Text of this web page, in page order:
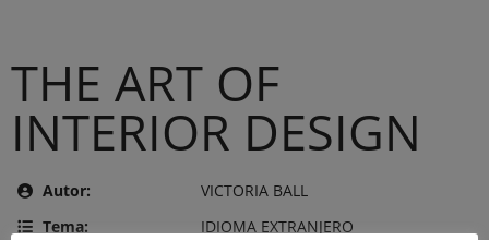
THE ART OF
INTERIOR DESIGN
Autor:
VICTORIA BALL
Tema:
IDIOMA EXTRANJERO